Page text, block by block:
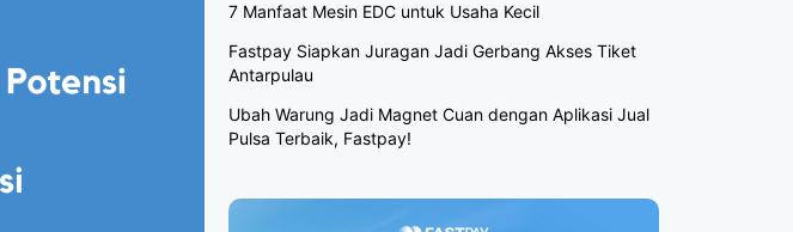
7 Manfaat Mesin EDC untuk Usaha Kecil
Fastpay Siapkan Juragan Jadi Gerbang Akses Tiket
Antarpulau
Ubah Warung Jadi Magnet Cuan dengan Aplikasi Jual
Pulsa Terbaik, Fastpay!